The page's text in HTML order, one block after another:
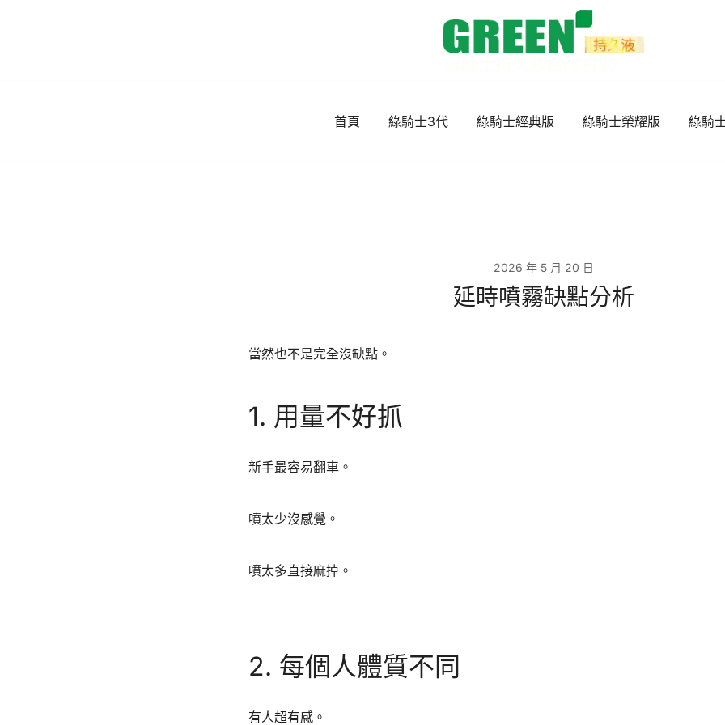
首頁
綠騎士3代 綠騎士經典版 綠騎士榮耀版 綠騎
2026 年 5 月 20 日
延時噴霧缺點分析
當然也不是完全沒缺點。
1. 用量不好抓
新手最容易翻車。
噴太少沒感覺。
噴太多直接麻掉。
2. 每個人體質不同
有人超有感。